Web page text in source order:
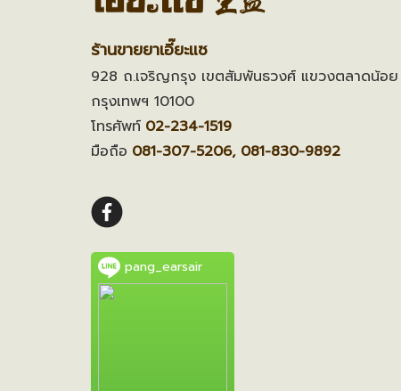
ร้านขายยาเอี๊ยะแซ
928 ถ.เจริญกรุง เขตสัมพันธวงศ์ แขวงตลาดน้อย
กรุงเทพฯ 10100
โทรศัพท์ 02-234-1519
มือถือ 081-307-5206, 081-830-9892
pang_earsair